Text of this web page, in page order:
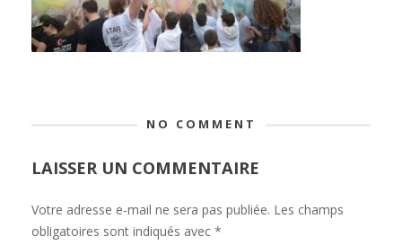
NO COMMENT
LAISSER UN COMMENTAIRE
Votre adresse e-mail ne sera pas publiée. Les champs
obligatoires sont indiqués avec *